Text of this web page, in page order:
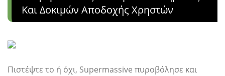
Και Δοκιμών Αποδοχής Χρηστών
Πιστέψτε το ή όχι, Supermassive πυροβόλησε και